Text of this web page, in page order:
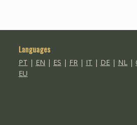
Languages
PT | EN | ES | FR | IT | DE | NL |
EU